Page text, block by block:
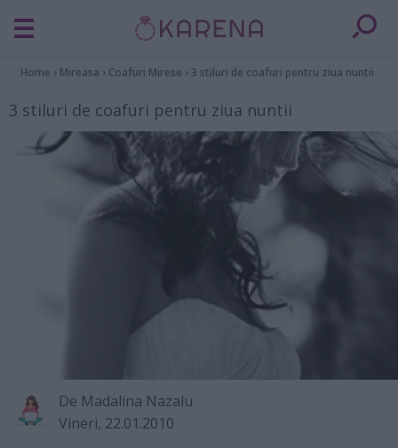
Home › Mireasa › Coafuri Mirese › 3 stiluri de coafuri pentru ziua nuntii
3 stiluri de coafuri pentru ziua nuntii
De Madalina Nazalu
Vineri, 22.01.2010